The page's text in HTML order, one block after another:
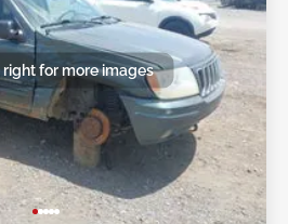
for more images